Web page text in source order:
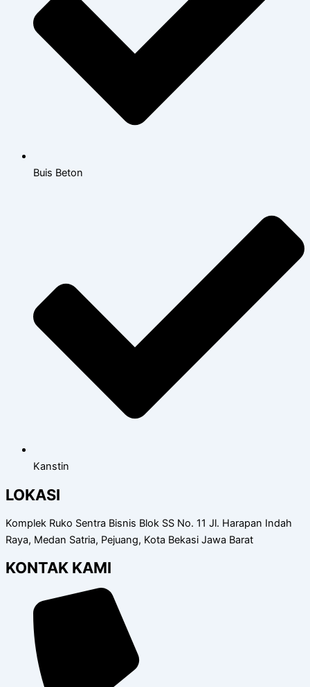
Buis Beton
Kanstin
LOKASI
Komplek Ruko Sentra Bisnis Blok SS No. 11 Jl. Harapan Indah
Raya, Medan Satria, Pejuang, Kota Bekasi Jawa Barat
KONTAK KAMI